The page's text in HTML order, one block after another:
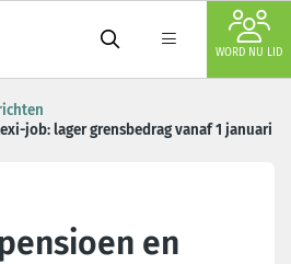
WORD NU LID
job: lager grensbedrag vanaf 1 januari
en